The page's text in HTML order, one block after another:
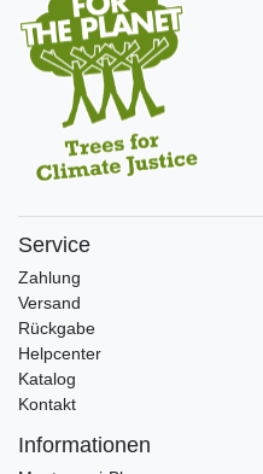
Service
Zahlung
Versand
Rückgabe
Helpcenter
Katalog
Kontakt
Informationen